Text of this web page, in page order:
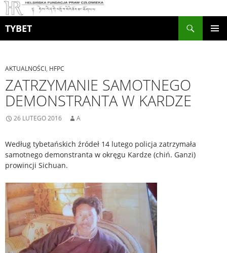
TYBET
AKTUALNOŚCI, HFPC
ZATRZYMANIE SAMOTNEGO
DEMONSTRANTA W KARDZE
26 LUTEGO 2016 A
Według tybetańskich źródeł 14 lutego policja zatrzymała
samotnego demonstranta w okręgu Kardze (chiń. Ganzi)
prowincji Sichuan.